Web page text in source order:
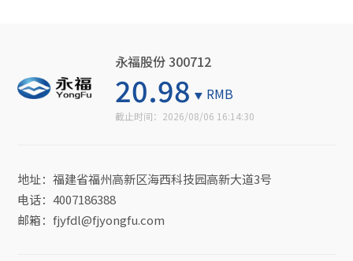
永福股份 300712
20.98 RMB
截止时间： 2026/08/06 16:14:30
地址：福建省福州高新区海西科技园高新大道3号
电话：4007186388
邮箱：fjyfdl@fjyongfu.com